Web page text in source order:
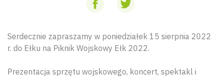
Serdecznie zapraszamy w poniedziałek 15 sierpnia 2022
r. do Ełku na Piknik Wojskowy Ełk 2022.
Prezentacja sprzętu wojskowego, koncert, spektakl i